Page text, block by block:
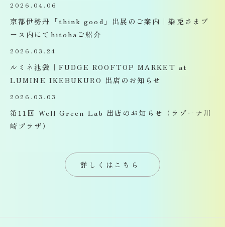
2026.04.06
京都伊勢丹「think good」出展のご案内｜染兎さまブ
ース内にてhitohaご紹介
2026.03.24
ルミネ池袋｜FUDGE ROOFTOP MARKET at
LUMINE IKEBUKURO 出店のお知らせ
2026.03.03
第11回 Well Green Lab 出店のお知らせ（ラゾーナ川
崎プラザ）
詳しくはこちら